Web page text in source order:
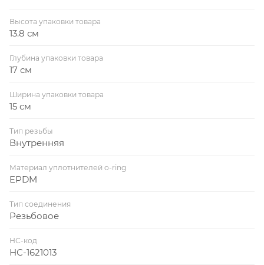
Высота упаковки товара
13.8 см
Глубина упаковки товара
17 см
Ширина упаковки товара
15 см
Тип резьбы
Внутренняя
Материал уплотнителей o-ring
EPDM
Тип соединения
Резьбовое
НС-код
НС-1621013